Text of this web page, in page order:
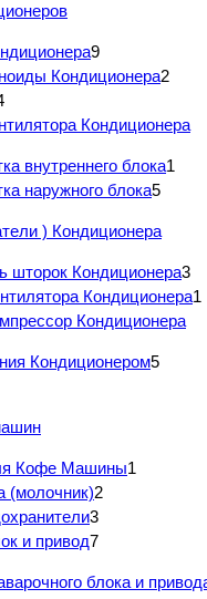
9
Кондиционера2
Кондиционера
внутреннего блока1
наружного блока5
) Кондиционера
шторок Кондиционера3
Кондиционера1
Кондиционера
Кондиционером5
Кофе Машины1
(молочник)2
3
и привод7
блока и